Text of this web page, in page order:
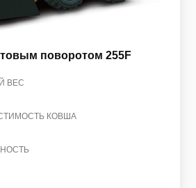
поворотом255F
ВЕС
КОВША